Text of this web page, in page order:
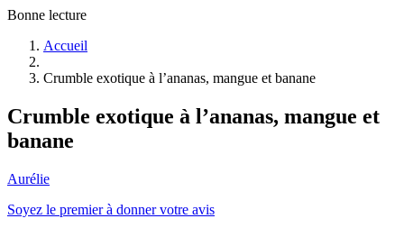
Bonne lecture
Accueil
Crumble exotique à l’ananas, mangue et banane
Crumble exotique à l’ananas, mangue et
banane
Aurélie
Soyez le premier à donner votre avis